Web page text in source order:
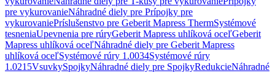
pre vykurovanieNáhradné diely pre Prípojky pre
vykurovaniePríslušenstvo pre Geberit Mapress ThermSystémové
tesneniaUpevnenia pre rúryGeberit Mapress uhlíková oceľGeberit
Mapress uhlíková oceľNáhradné diely pre Geberit Mapress
uhlíková oceľSystémové rúry 1.0034Systémové rúry
1.0215VsuvkySpojkyNáhradné diely pre SpojkyRedukcieNáhradné